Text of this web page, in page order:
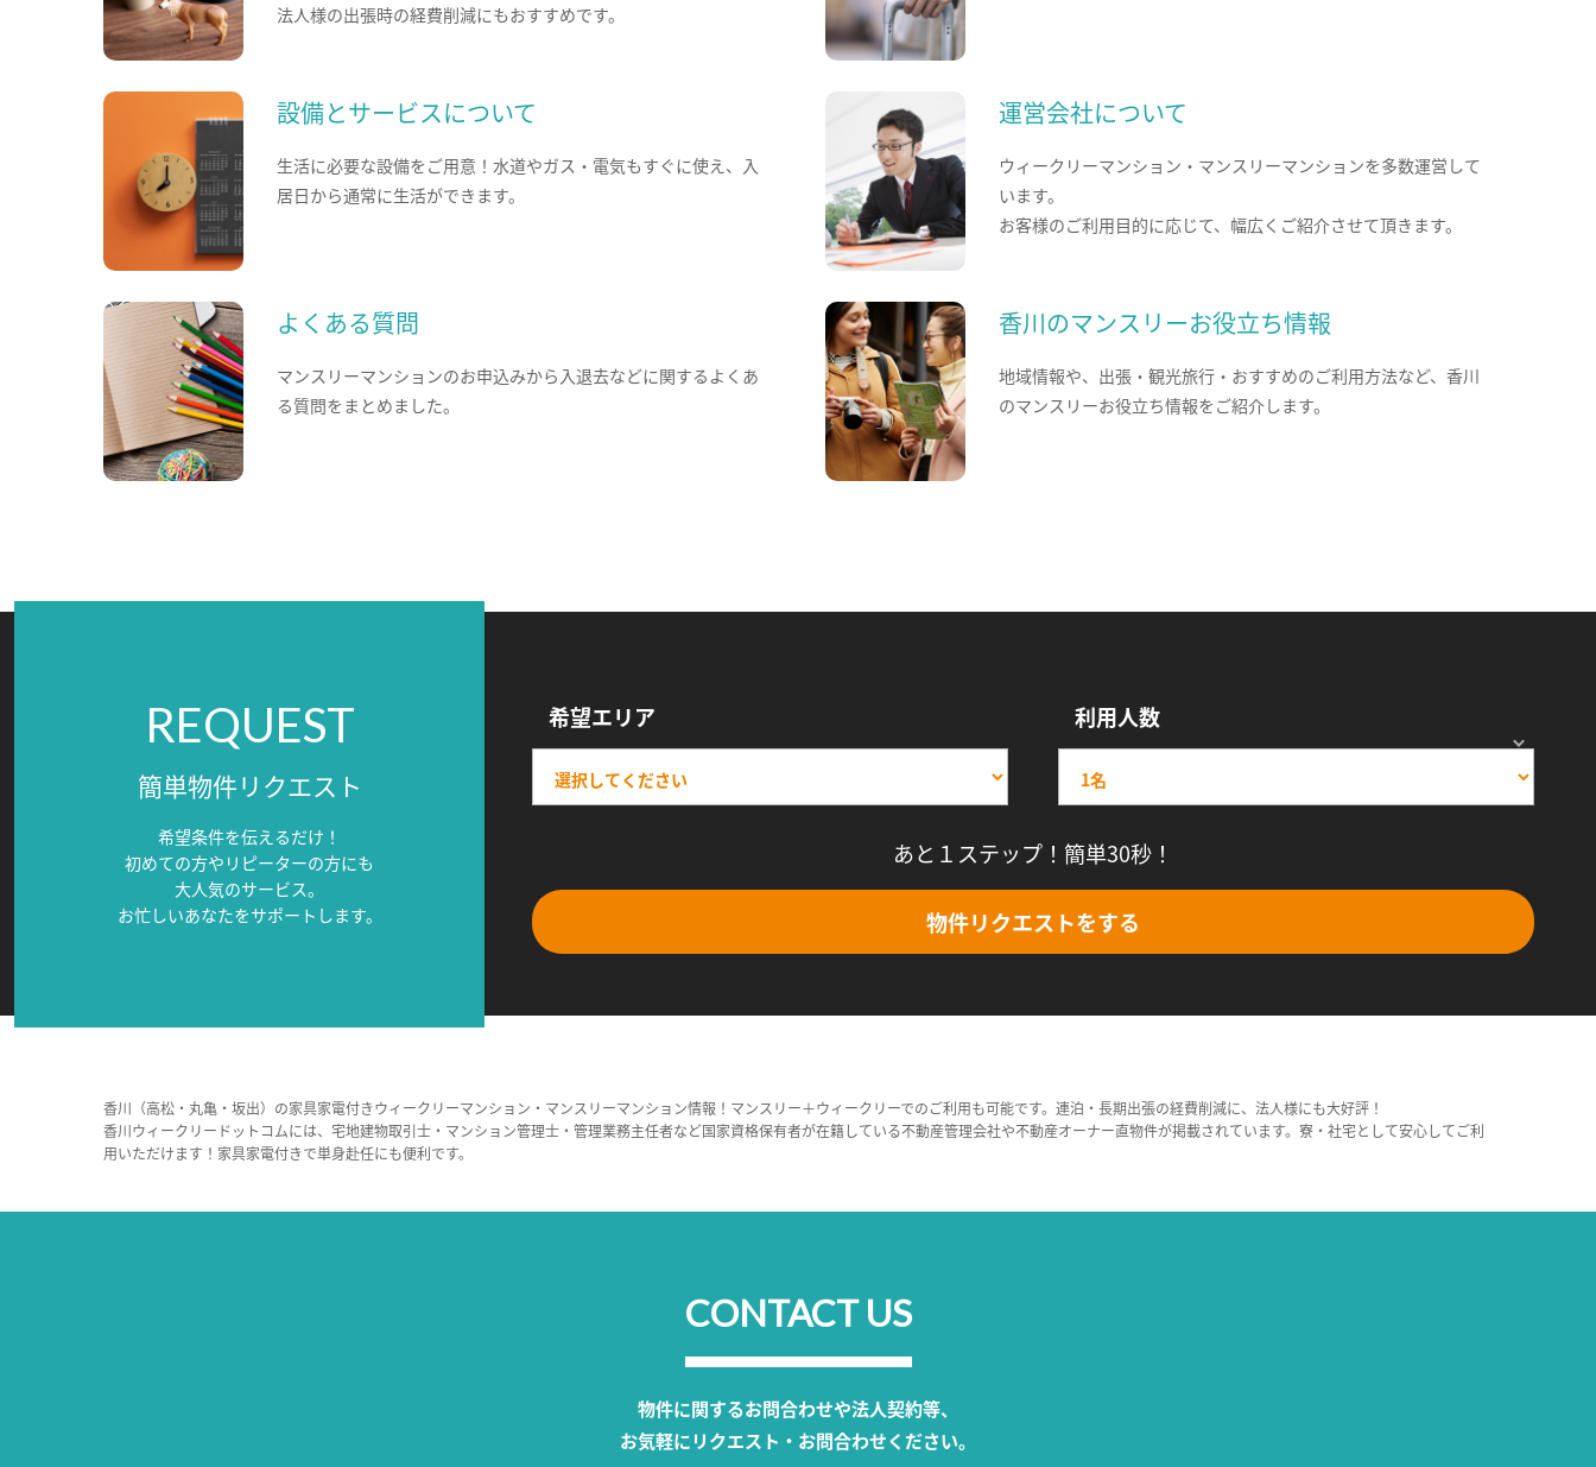
法人様の出張時の経費削減にもおすすめです。
設備とサービスについて
生活に必要な設備をご用意！水道やガス・電気もすぐに使え、入
居日から通常に生活ができます。
運営会社について
ウィークリーマンション・マンスリーマンションを多数運営して
います。
お客様のご利用目的に応じて、幅広くご紹介させて頂きます。
よくある質問
マンスリーマンションのお申込みから入退去などに関するよくあ
る質問をまとめました。
香川のマンスリーお役立ち情報
地域情報や、出張・観光旅行・おすすめのご利用方法など、香川
のマンスリーお役立ち情報をご紹介します。
REQUEST
簡単物件リクエスト
希望条件を伝えるだけ！
初めての方やリピーターの方にも
大人気のサービス。
お忙しいあなたをサポートします。
希望エリア 利用人数
あと１ステップ！簡単30秒！
物件リクエストをする
香川（高松・丸亀・坂出）の家具家電付きウィークリーマンション・マンスリーマンション情報！マンスリー＋ウィークリーでのご利用も可能です。連泊・長期出張の経費削減に、法人様にも大好評！
香川ウィークリードットコムには、宅地建物取引士・マンション管理士・管理業務主任者など国家資格保有者が在籍している不動産管理会社や不動産オーナー直物件が掲載されています。寮・社宅として安心してご利
用いただけます！家具家電付きで単身赴任にも便利です。
CONTACT US
物件に関するお問合わせや法人契約等、
お気軽にリクエスト・お問合わせください。